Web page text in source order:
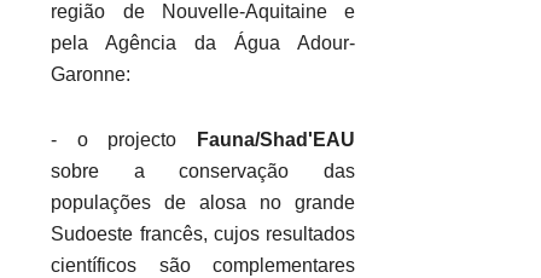
região de Nouvelle-Aquitaine e
pela Agência da Água Adour-
Garonne:
- o projecto
Fauna/Shad'EAU
sobre a conservação das
populações de alosa no grande
Sudoeste francês, cujos resultados
científicos são complementares